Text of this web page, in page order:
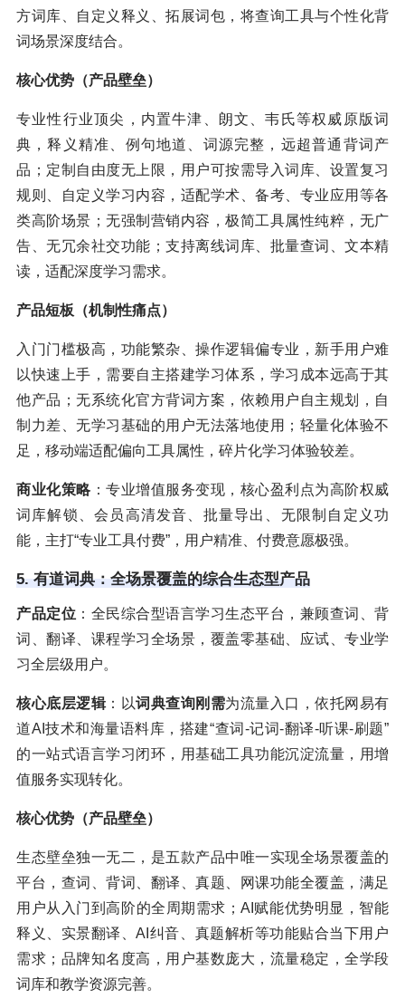
方词库、自定义释义、拓展词包，将查询工具与个性化背
词场景深度结合。
核心优势（产品壁垒）
专业性行业顶尖，内置牛津、朗文、韦氏等权威原版词
典，释义精准、例句地道、词源完整，远超普通背词产
品；定制自由度无上限，用户可按需导入词库、设置复习
规则、自定义学习内容，适配学术、备考、专业应用等各
类高阶场景；无强制营销内容，极简工具属性纯粹，无广
告、无冗余社交功能；支持离线词库、批量查词、文本精
读，适配深度学习需求。
产品短板（机制性痛点）
入门门槛极高，功能繁杂、操作逻辑偏专业，新手用户难
以快速上手，需要自主搭建学习体系，学习成本远高于其
他产品；无系统化官方背词方案，依赖用户自主规划，自
制力差、无学习基础的用户无法落地使用；轻量化体验不
足，移动端适配偏向工具属性，碎片化学习体验较差。
商业化策略：专业增值服务变现，核心盈利点为高阶权威
词库解锁、会员高清发音、批量导出、无限制自定义功
能，主打“专业工具付费”，用户精准、付费意愿极强。
5. 有道词典：全场景覆盖的综合生态型产品
产品定位 ：全民综合型语言学习生态平台，兼顾查词、背
词、翻译、课程学习全场景，覆盖零基础、应试、专业学
习全层级用户。
核心底层逻辑：以词典查询刚需为流量入口，依托网易有
道AI技术和海量语料库，搭建“查词-记词-翻译-听课-刷题”
的一站式语言学习闭环，用基础工具功能沉淀流量，用增
值服务实现转化。
核心优势（产品壁垒）
生态壁垒独一无二，是五款产品中唯一实现全场景覆盖的
平台，查词、背词、翻译、真题、网课功能全覆盖，满足
用户从入门到高阶的全周期需求；AI赋能优势明显，智能
释义、实景翻译、AI纠音、真题解析等功能贴合当下用户
需求；品牌知名度高，用户基数庞大，流量稳定，全学段
词库和教学资源完善。